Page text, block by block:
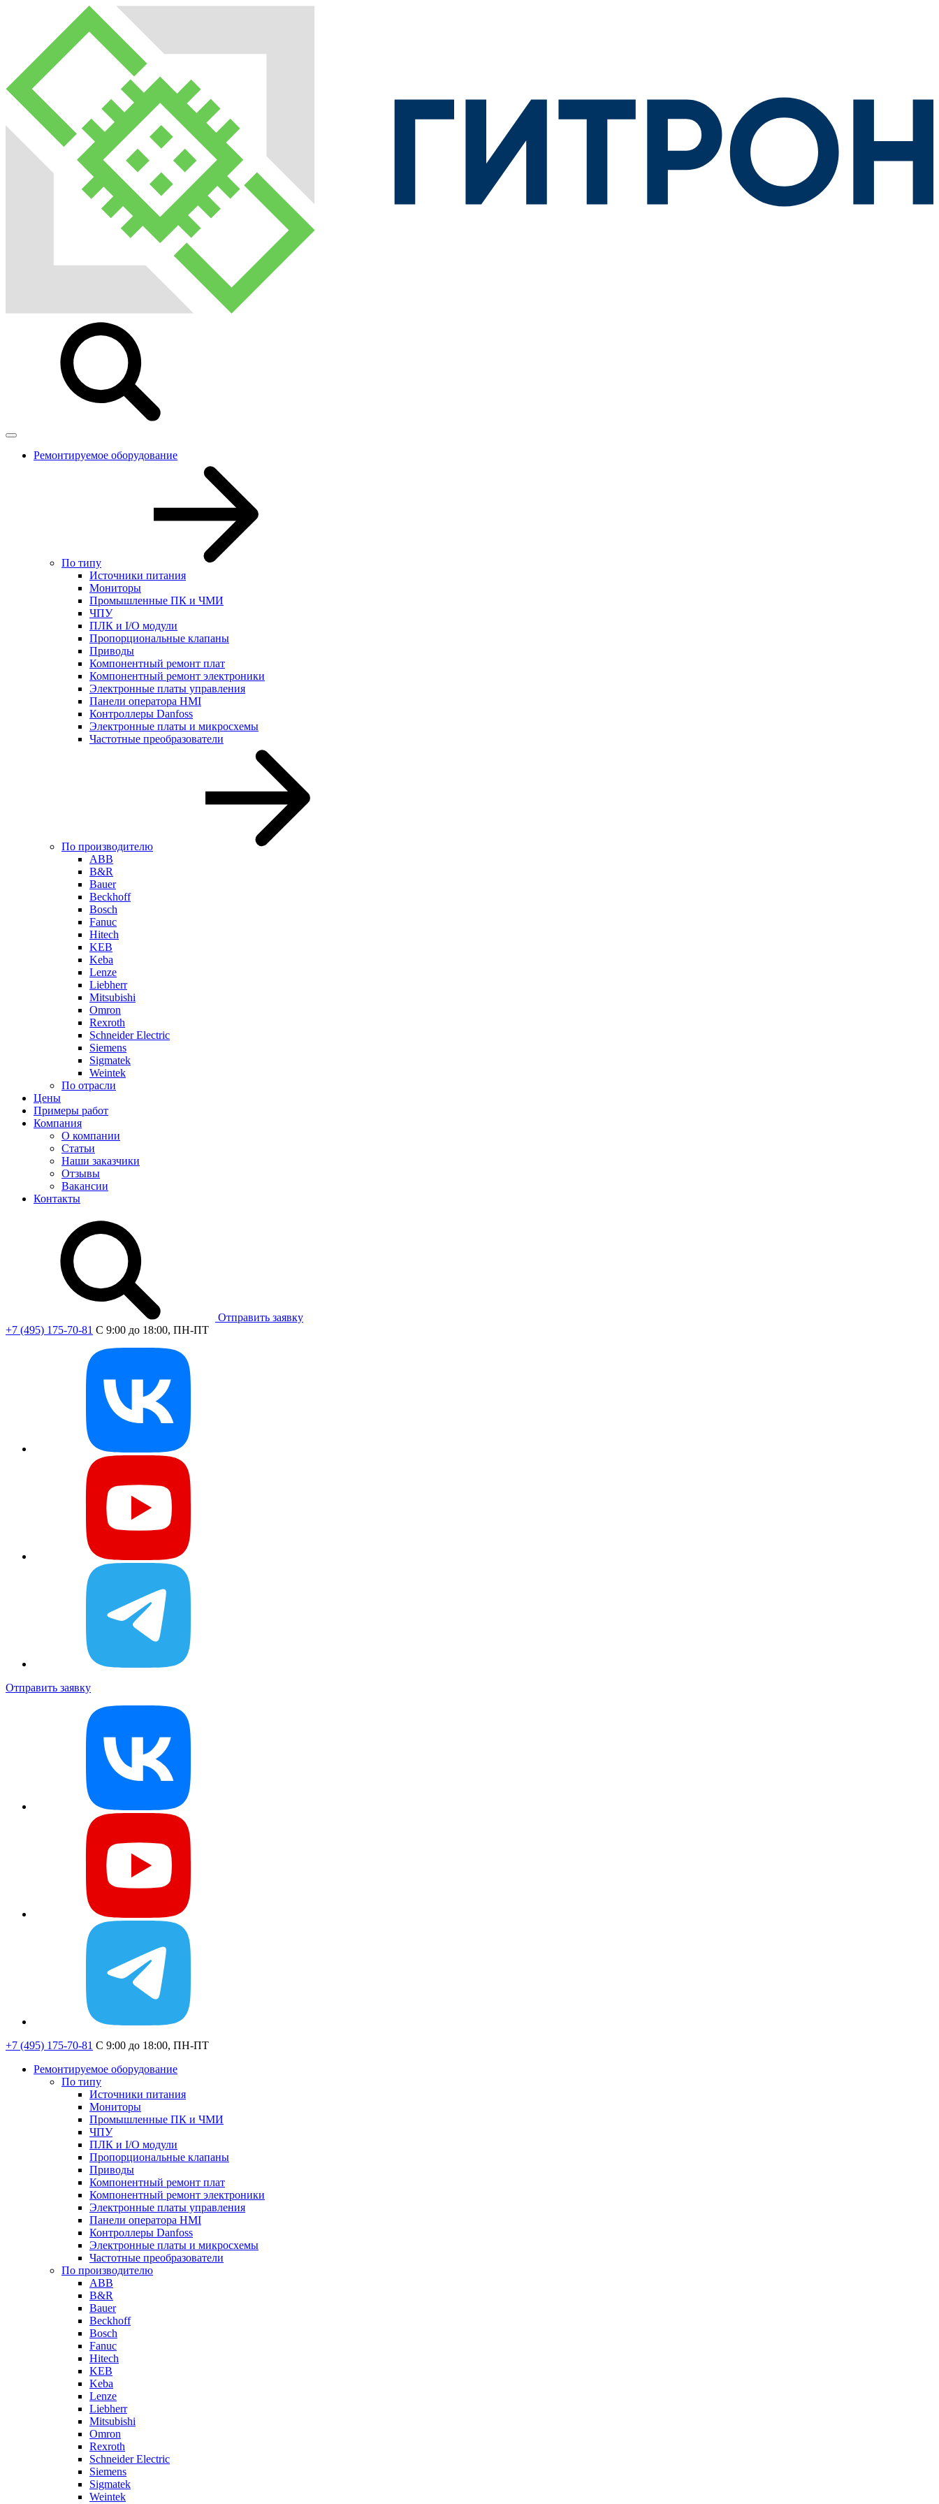
Ремонтируемое оборудование
По типу
Источники питания
Мониторы
Промышленные ПК и ЧМИ
ЧПУ
ПЛК и I/O модули
Пропорциональные клапаны
Приводы
Компонентный ремонт плат
Компонентный ремонт электроники
Электронные платы управления
Панели оператора HMI
Контроллеры Danfoss
Электронные платы и микросхемы
Частотные преобразователи
По производителю
ABB
B&R
Bauer
Beckhoff
Bosch
Fanuc
Hitech
KEB
Keba
Lenze
Liebherr
Mitsubishi
Omron
Rexroth
Schneider Electric
Siemens
Sigmatek
Weintek
По отрасли
Цены
Примеры работ
Компания
О компании
Статьи
Наши заказчики
Отзывы
Вакансии
Контакты
Отправить заявку
+7 (495) 175-70-81 C 9:00 до 18:00, ПН-ПТ
Отправить заявку
+7 (495) 175-70-81 C 9:00 до 18:00, ПН-ПТ
Ремонтируемое оборудование
По типу
Источники питания
Мониторы
Промышленные ПК и ЧМИ
ЧПУ
ПЛК и I/O модули
Пропорциональные клапаны
Приводы
Компонентный ремонт плат
Компонентный ремонт электроники
Электронные платы управления
Панели оператора HMI
Контроллеры Danfoss
Электронные платы и микросхемы
Частотные преобразователи
По производителю
ABB
B&R
Bauer
Beckhoff
Bosch
Fanuc
Hitech
KEB
Keba
Lenze
Liebherr
Mitsubishi
Omron
Rexroth
Schneider Electric
Siemens
Sigmatek
Weintek